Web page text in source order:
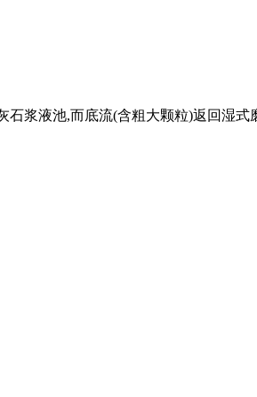
浆液池,而底流(含粗大颗粒)返回湿